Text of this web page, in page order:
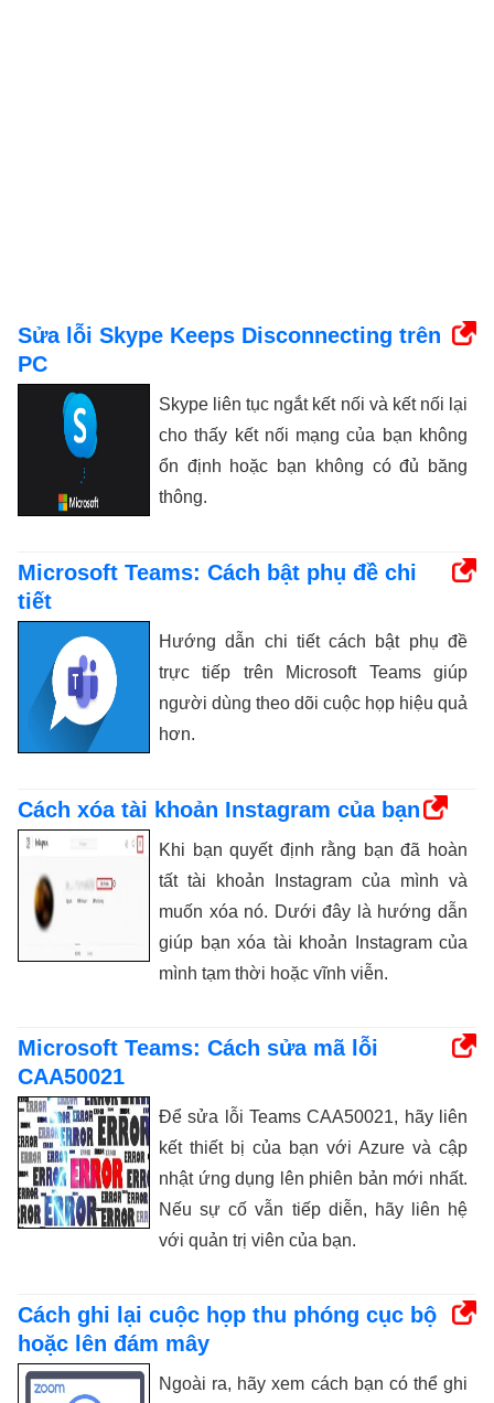
Sửa lỗi Skype Keeps Disconnecting trên
PC
Skype liên tục ngắt kết nối và kết nối lại
cho thấy kết nối mạng của bạn không
ổn định hoặc bạn không có đủ băng
thông.
Microsoft Teams: Cách bật phụ đề chi
tiết
Hướng dẫn chi tiết cách bật phụ đề
trực tiếp trên Microsoft Teams giúp
người dùng theo dõi cuộc họp hiệu quả
hơn.
Cách xóa tài khoản Instagram của bạn
Khi bạn quyết định rằng bạn đã hoàn
tất tài khoản Instagram của mình và
muốn xóa nó. Dưới đây là hướng dẫn
giúp bạn xóa tài khoản Instagram của
mình tạm thời hoặc vĩnh viễn.
Microsoft Teams: Cách sửa mã lỗi
CAA50021
Để sửa lỗi Teams CAA50021, hãy liên
kết thiết bị của bạn với Azure và cập
nhật ứng dụng lên phiên bản mới nhất.
Nếu sự cố vẫn tiếp diễn, hãy liên hệ
với quản trị viên của bạn.
Cách ghi lại cuộc họp thu phóng cục bộ
hoặc lên đám mây
Ngoài ra, hãy xem cách bạn có thể ghi